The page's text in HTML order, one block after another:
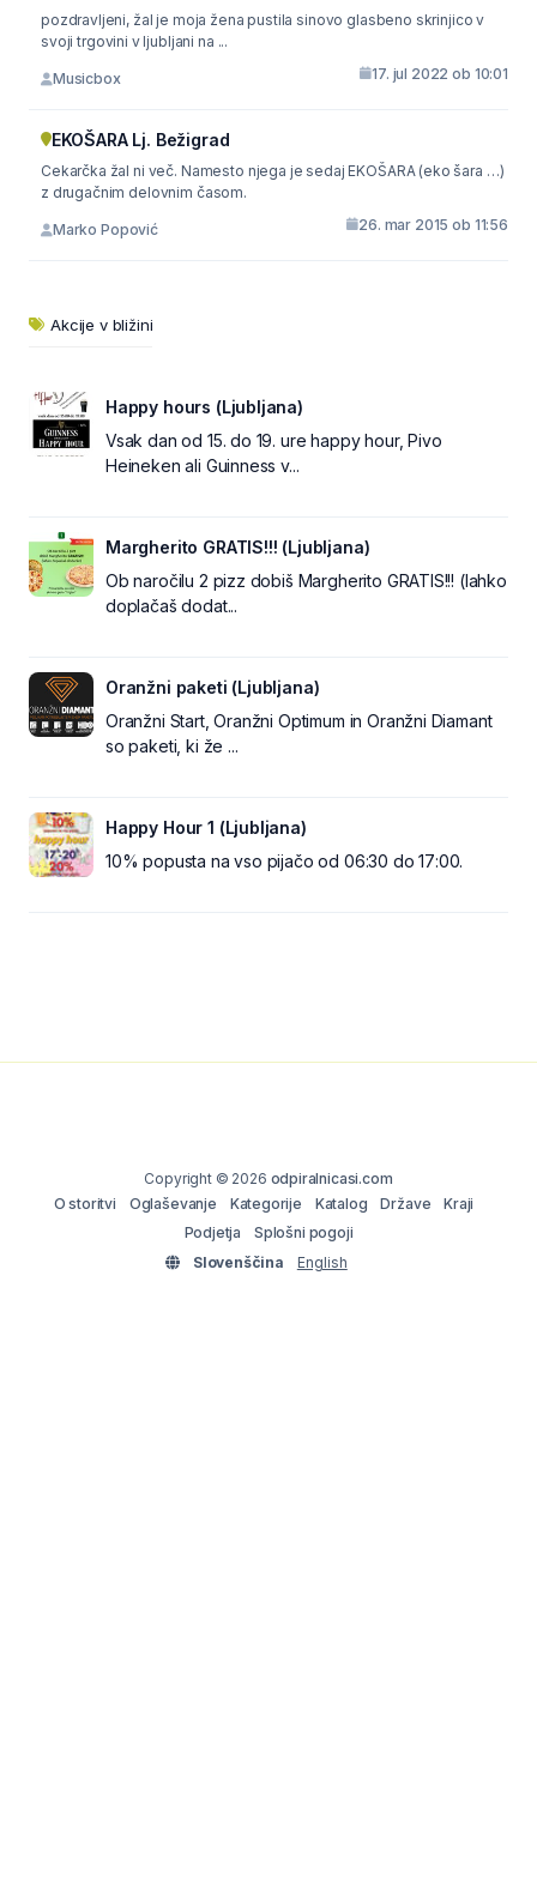
pozdravljeni, žal je moja žena pustila sinovo glasbeno skrinjico v
svoji trgovini v ljubljani na ...
Musicbox 17. jul 2022 ob 10:01
EKOŠARA Lj. Bežigrad
Cekarčka žal ni več. Namesto njega je sedaj EKOŠARA (eko šara …)
z drugačnim delovnim časom.
Marko Popović 26. mar 2015 ob 11:56
Akcije v bližini
Happy hours (Ljubljana)
Vsak dan od 15. do 19. ure happy hour, Pivo
Heineken ali Guinness v...
Margherito GRATIS!!! (Ljubljana)
Ob naročilu 2 pizz dobiš Margherito GRATIS!!! (lahko
doplačaš dodat...
Oranžni paketi (Ljubljana)
Oranžni Start, Oranžni Optimum in Oranžni Diamant
so paketi, ki že ...
Happy Hour 1 (Ljubljana)
10% popusta na vso pijačo od 06:30 do 17:00.
Copyright © 2026 odpiralnicasi.com
O storitvi
Oglaševanje Kategorije Katalog Države
Kraji
Podjetja
Splošni pogoji
Slovenščina
English